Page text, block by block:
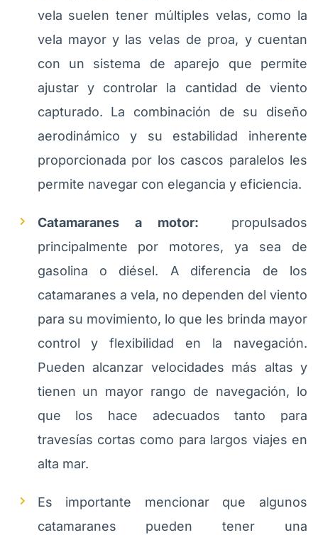
vela suelen tener múltiples velas, como la
vela mayor y las velas de proa, y cuentan
con un sistema de aparejo que permite
ajustar y controlar la cantidad de viento
capturado. La combinación de su diseño
aerodinámico y su estabilidad inherente
proporcionada por los cascos paralelos les
permite navegar con elegancia y eficiencia.
Catamaranes a motor:
propulsados
principalmente por motores, ya sea de
gasolina o diésel. A diferencia de los
catamaranes a vela, no dependen del viento
para su movimiento, lo que les brinda mayor
control y flexibilidad en la navegación.
Pueden alcanzar velocidades más altas y
tienen un mayor rango de navegación, lo
que los hace adecuados tanto para
travesías cortas como para largos viajes en
alta mar.
Es importante mencionar que algunos
catamaranes pueden tener una